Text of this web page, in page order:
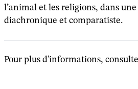
l’animal et les religions, dans
diachronique et comparatiste.
Pour plus d'informations,